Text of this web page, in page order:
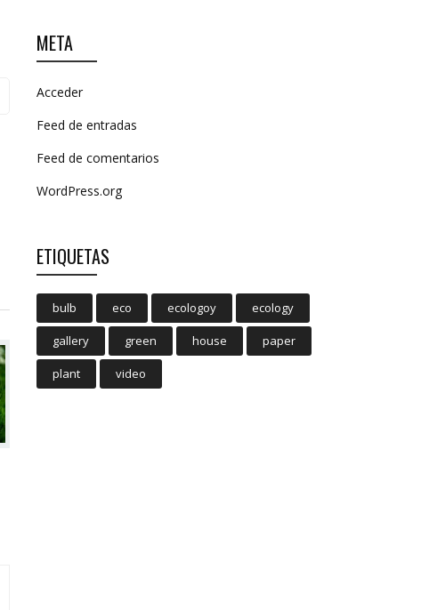
META
Acceder
Feed de entradas
Feed de comentarios
WordPress.org
ETIQUETAS
bulb eco ecologoy ecology
gallery green house paper
plant video